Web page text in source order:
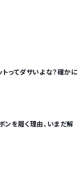
ってダサいよな？確かに
を履く理由、いまだ解